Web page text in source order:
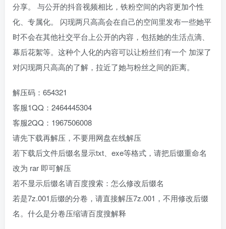
分享。 与公开的抖音视频相比，铁粉空间的内容更加个性
化、专属化。 闪现两只高高会在自己的空间里发布一些她平
时不会在其他社交平台上公开的内容，包括她的生活点滴、
幕后花絮等。这种个人化的内容可以让粉丝们有一个 加深了
对闪现两只高高的了解，拉近了她与粉丝之间的距离。
解压码：654321
客服1QQ：2464445304
客服2QQ：1967506008
请先下载再解压，不要用网盘在线解压
若下载后文件后缀名显示txt、exe等格式，请把后缀重命名
改为 rar 即可解压
若不显示后缀名请百度搜索：怎么修改后缀名
若是7z.001后缀的分卷，请直接解压7z.001，不用修改后缀
名。什么是分卷压缩请百度搜解释